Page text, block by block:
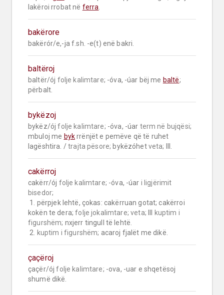
lakëroi rrobat në ferra
bakërore
bakërór/e,-ja f.sh. -e(t) enë bakri.
baltëroj
baltër/ój folje kalimtare; -óva, -úar bëj me baltë;
përbalt.
bykëzoj
bykëz/ój folje kalimtare; -óva, -úar term në bujqësi;
mbuloj me byk rrënjët e pemëve që të ruhet
lagështira. / trajta pësore; bykëzóhet veta;
cakërroj
cakërr/ój folje kalimtare; -óva, -úar i ligjërimit
bisedor;
kokën te dera; folje jokalimtare; veta;
kuptim i
figurshëm; nxjerr tingull të lehtë.
2.
kuptim i figurshëm; acaroj fjalët me dikë.
çaçëroj
çaçër/ój folje kalimtare; -ova, -uar e shqetësoj
shumë dikë.